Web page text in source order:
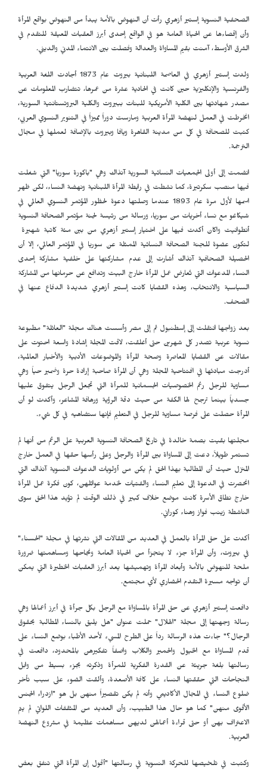
الصحفية النسوية إستير أزهري رأت أن النهوض بالأمة يبدأ من النهوض بواقع المرأة
وأن إقصاءها عن الحياة العامة هو في الواقع إحدى أبرز العقبات المعيقة للتقدم في
الشرق الأوسط، آمنت بقيم المساواة والعدالة وفصلت بين الانتماء المدني والديني.
ولدت إستير أزهري في العاصمة اللبنانية بيروت عام 1873 أجادت اللغة العربية
والفرنسية والإنكليزية حين كانت في الحادية عشرة من عمرها، تتضارب المعلومات عن
مصدر شهادتها بين الكلية الأمريكية للبنات ببيروت والكلية البروتستانتية السورية،
انخرطت في العمل لنهضة المرأة العربية ومارست دوراً مميزاً في التنوير النسوي العربي،
كتبت للصحافة في كل من مدينة القاهرة ويافا وبيروت بالإضافة لعملها في مجال
الترجمة.
انضمت إلى أولى الجمعيات النسائية السورية آنذاك وهي "باكورة سوريا" التي شغلت
فيها منصب سكرتيرة، كما نشطت في رابطة المرأة اللبنانية ونهضة النساء، لكن ظهر
اسمها لأول مرة عام 1893 عندما وصلتها دعوة لحظور المؤتمر النسوي العالمي في
شيكاغو مع نساء أخريات من سوريا، ورسالة من رئيسة لجنة مؤتمر الصحافة النسوية
أنطوانيت واكان أكدت فيها على اختيار إستير أزهري من بين مئة كاتبة شهيرة
لتكون عضوة للجنة الصحافة النسائية الممثلة عن سوريا في المؤتمر العالمي، إلا أن
الحصيلة الصحافية آنذاك أشارت إلى عدم مشاركتها على خلفية مشاركة إحدى
النساء المدعوات التي تُعارض عمل المرأة خارج البيت وتدافع عن حرمانها من المشاركة
السياسية والانتخاب، وهذه القضايا كانت إستير أزهري شديدة الدفاع عنها في
الصحف.
بعد زواجها انتقلت إلى إسطنبول ثم إلى مصر وأسست هناك مجلة "العائلة" مطبوعة
نسوية عربية تصدر كل شهرين حتى أغلقت، لاقت المجلة إشادة واسعة احتوت على
مقالات عن القضايا المعاصرة وصحة المرأة والموضوعات الأدبية والأخبار العالمية،
أدرجت مبادئها في افتتاحية المجلة وهي أن المرأة صاحبة إرادة حرة وضمير حياً وهي
مساوية للرجل رغم الخصوصيات الجسمانية للمرأة التي تجعل الرجل يتفوق عليها
جسدياً بينما ترجح لها الكفة من حيث دقة الرؤية ورهافة المشاعر، وأكدت لو أن
المرأة حصلت على فرصة مساوية للرجل في التعليم فإنها ستضاهيه في كل شيء.
مجلتها بقيت بصمة خالدة في تاريخ الصحافة النسوية العربية على الرغم من أنها لم
تستمر طويلاً، دعت إلى المساواة بين المرأة والرجل وعلى رأسها حقها في العمل خارج
المنزل حيث أن المطالبة بهذا الحق لم يكن من أولويات الدعوات النسوية آنذاك التي
انحصرت في الدعوة إلى تعليم النساء والفتيات لخدمة عوائلهن، كون فكرة عمل المرأة
خارج نطاق الأسرة كانت موضع خلاف كبير في ذلك الوقت لم تؤيد هذا الحق سوى
الناشطة زينب فواز وهناء كوراني.
أكدت على حق المرأة بالعمل في العديد من المقالات التي نشرتها في مجلة "الحسناء"
في بيروت، وأن المرأة جزء لا يتجزأ من الحياة العامة ونجاحها ومساهمتها ضرورة
ملحة للنهوض بالأمة وأبعاد المرأة وتهميشها يعد أبرز العقبات الخطيرة التي يمكن
أن تواجه مسيرة التقدم الحضاري لأي مجتمع.
دافعت إستير أزهري عن حق المرأة بالمساواة مع الرجل بكل جرأة في أبرز أعمالها وهي
رسالة وجهتها إلى مجلة "الهلال" حملت عنوان "هل يليق بالنساء المطالبة بحقوق
الرجال؟" جاءت هذه الرسالة رداً على الطرح المسيء لأحد الأطباء بوضع النساء على
قدم المساواة مع الخيول والحمير والكلاب واصفاً تفكيرهن بالمحدود، دافعت في
رسالتها بلغة جريئة عن القدرة الفكرية للمرأة وذكرته بجزء بسيط من وابل
النجاحات التي حققتها النساء على كافة الأصعدة، وألقت الضوء على سبب تأخر
ضلوع النساء في المجال الأكاديمي وأنه لم يكن تقصيراً منهن بل هو "ازدراء الجنس
الأقوى منهن" كما هو حال هذا الطبيب، وأن العديد من المثقفات اللواتي لم يتم
الاعتراف بهن أو حتى قراءة أعمالهن لديهن مساهمات عظيمة في مشروع النهضة
العربية.
وكتبت في تلخيصها للحركة النسوية في رسالتها "أقول إن المرأة التي تنفق بعض